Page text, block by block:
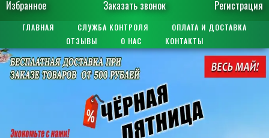
Избранное Заказать звонок Регистрация
ГЛАВНАЯ СЛУЖБА КОНТРОЛЯ
ОПЛАТА И ДОСТАВКА
ОТЗЫВЫ
О НАС КОНТАКТЫ